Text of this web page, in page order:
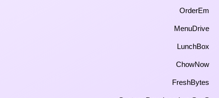
OrderEm
MenuDrive
LunchBox
ChowNow
FreshBytes